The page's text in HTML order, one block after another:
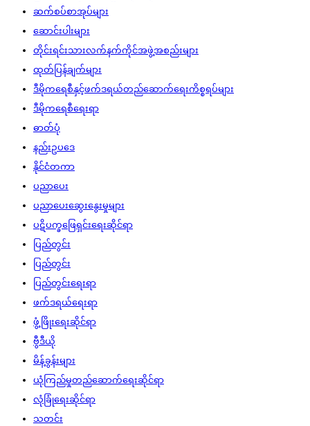
ဆက်စပ်စာအုပ်များ
ဆောင်းပါးများ
တိုင်းရင်းသားလက်နက်ကိုင်အဖွဲ့အစည်းများ
ထုတ်ပြန်ချက်များ
ဒီမိုကရေစီနှင့်ဖက်ဒရယ်တည်ဆောက်‌ရေးကိစ္စရပ်များ
ဒီမိုကရေစီရေးရာ
ဓာတ်ပုံ
နည်းဥပဒေ
နိုင်ငံတကာ
ပညာပေး
ပညာပေးဆွေးနွေးမှုများ
ပဋိပက္ခဖြေရှင်းရေးဆိုင်ရာ
ပြည်တွင်း
ပြည်တွင်း
ပြည်တွင်းရေးရာ
ဖက်ဒရယ်ရေးရာ
ဖွံ့ဖြိုးရေးဆိုင်ရာ
ဗွီဒီယို
မိန့်ခွန်းများ
ယုံကြည်မှုတည်ဆောက်ရေးဆိုင်ရာ
လုံခြုံရေးဆိုင်ရာ
သတင်း